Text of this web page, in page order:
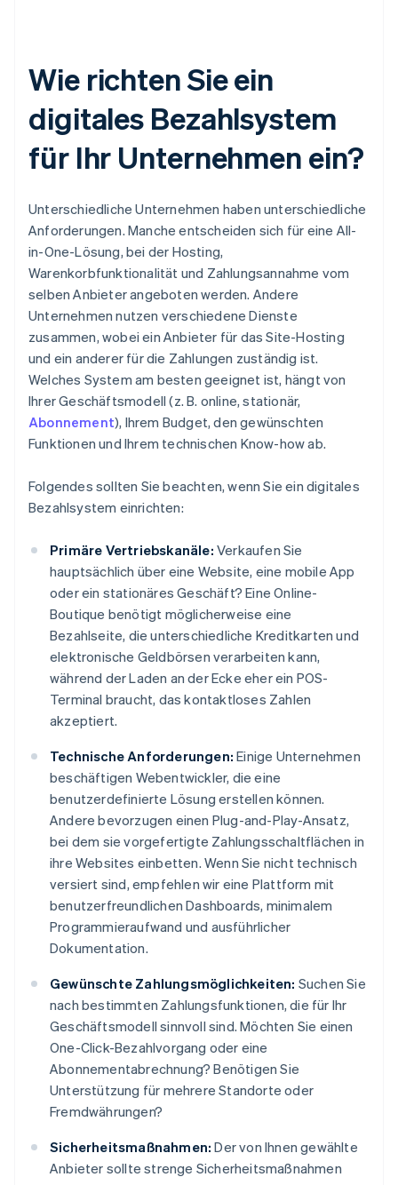
Wie richten Sie ein
digitales Bezahlsystem
für Ihr Unternehmen ein?
Unterschiedliche Unternehmen haben unterschiedliche
Anforderungen. Manche entscheiden sich für eine All-
in-One-Lösung, bei der Hosting,
Warenkorbfunktionalität und Zahlungsannahme vom
selben Anbieter angeboten werden. Andere
Unternehmen nutzen verschiedene Dienste
zusammen, wobei ein Anbieter für das Site-Hosting
und ein anderer für die Zahlungen zuständig ist.
Welches System am besten geeignet ist, hängt von
Ihrer Geschäftsmodell (z. B. online, stationär,
Abonnement), Ihrem Budget, den gewünschten
Funktionen und Ihrem technischen Know-how ab.
Folgendes sollten Sie beachten, wenn Sie ein digitales
Bezahlsystem einrichten:
Primäre Vertriebskanäle: Verkaufen Sie
hauptsächlich über eine Website, eine mobile App
oder ein stationäres Geschäft? Eine Online-
Boutique benötigt möglicherweise eine
Bezahlseite, die unterschiedliche Kreditkarten und
elektronische Geldbörsen verarbeiten kann,
während der Laden an der Ecke eher ein POS-
Terminal braucht, das kontaktloses Zahlen
akzeptiert.
Technische Anforderungen: Einige Unternehmen
beschäftigen Webentwickler, die eine
benutzerdefinierte Lösung erstellen können.
Andere bevorzugen einen Plug-and-Play-Ansatz,
bei dem sie vorgefertigte Zahlungsschaltflächen in
ihre Websites einbetten. Wenn Sie nicht technisch
versiert sind, empfehlen wir eine Plattform mit
benutzerfreundlichen Dashboards, minimalem
Programmieraufwand und ausführlicher
Dokumentation.
Gewünschte Zahlungsmöglichkeiten: Suchen Sie
nach bestimmten Zahlungsfunktionen, die für Ihr
Geschäftsmodell sinnvoll sind. Möchten Sie einen
One-Click-Bezahlvorgang oder eine
Abonnementabrechnung? Benötigen Sie
Unterstützung für mehrere Standorte oder
Fremdwährungen?
Sicherheitsmaßnahmen: Der von Ihnen gewählte
Anbieter sollte strenge Sicherheitsmaßnahmen